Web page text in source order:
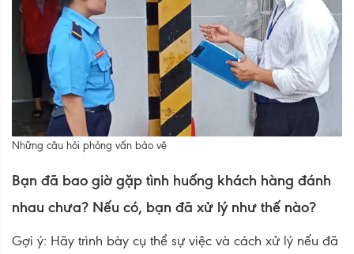
Những câu hỏi phỏng vấn bảo vệ
Bạn đã bao giờ gặp tình huống khách hàng đánh
nhau chưa? Nếu có, bạn đã xử lý như thế nào?
Gợi ý: Hãy trình bày cụ thể sự việc và cách xử lý nếu đã